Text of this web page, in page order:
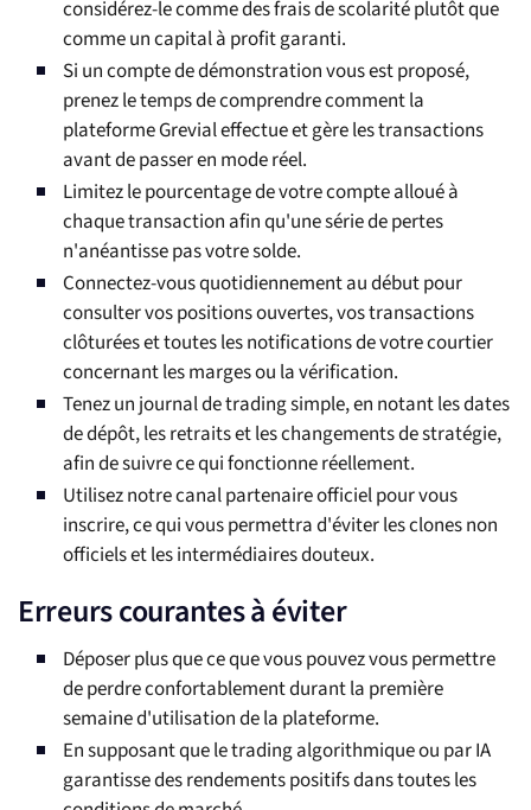
considérez-le comme des frais de scolarité plutôt que
comme un capital à profit garanti.
Si un compte de démonstration vous est proposé,
prenez le temps de comprendre comment la
plateforme Grevial effectue et gère les transactions
avant de passer en mode réel.
Limitez le pourcentage de votre compte alloué à
chaque transaction afin qu'une série de pertes
n'anéantisse pas votre solde.
Connectez-vous quotidiennement au début pour
consulter vos positions ouvertes, vos transactions
clôturées et toutes les notifications de votre courtier
concernant les marges ou la vérification.
Tenez un journal de trading simple, en notant les dates
de dépôt, les retraits et les changements de stratégie,
afin de suivre ce qui fonctionne réellement.
Utilisez notre canal partenaire officiel pour vous
inscrire, ce qui vous permettra d'éviter les clones non
officiels et les intermédiaires douteux.
Erreurs courantes à éviter
Déposer plus que ce que vous pouvez vous permettre
de perdre confortablement durant la première
semaine d'utilisation de la plateforme.
En supposant que le trading algorithmique ou par IA
garantisse des rendements positifs dans toutes les